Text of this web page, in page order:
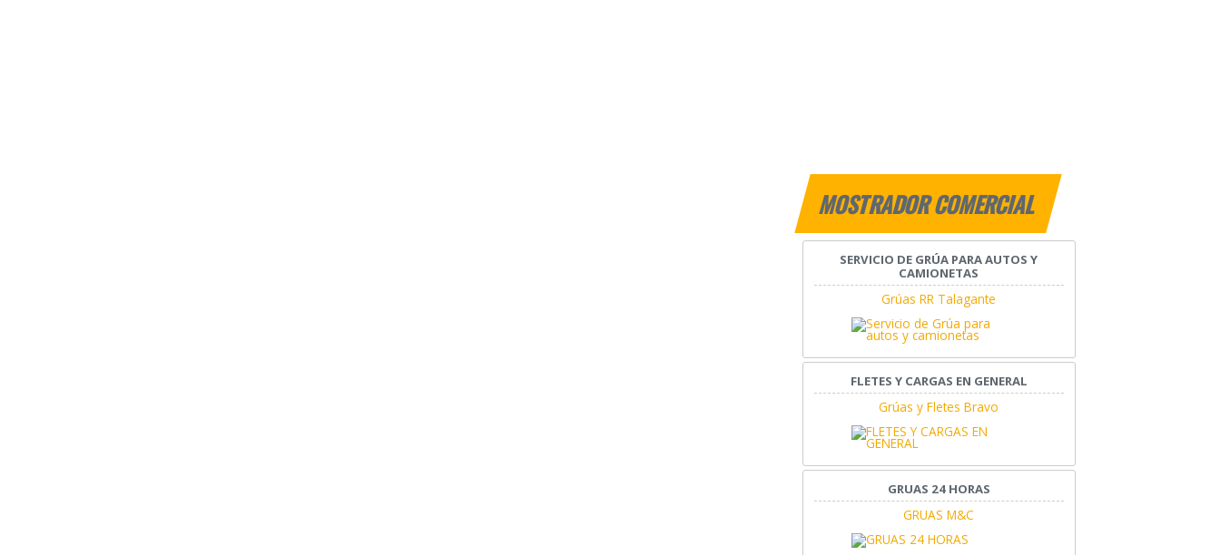
MOSTRADOR COMERCIAL
SERVICIO DE GRÚA PARA AUTOS Y
CAMIONETAS
Grúas RR Talagante
FLETES Y CARGAS EN GENERAL
Grúas y Fletes Bravo
GRUAS 24 HORAS
GRUAS M&C